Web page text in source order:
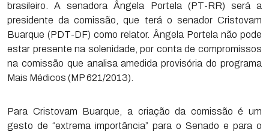
brasileiro. A senadora Ângela Portela (PT-RR) será a
presidente da comissão, que terá o senador Cristovam
Buarque (PDT-DF) como relator. Ângela Portela não pode
estar presente na solenidade, por conta de compromissos
na comissão que analisa amedida provisória do programa
Mais Médicos (MP 621/2013).
Para Cristovam Buarque, a criação da comissão é um
gesto de “extrema importância” para o Senado e para o